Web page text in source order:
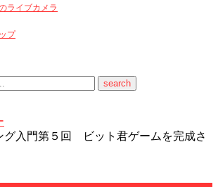
ライブカメラ
プ
グ入門第５回 ビット君ゲームを完成さ